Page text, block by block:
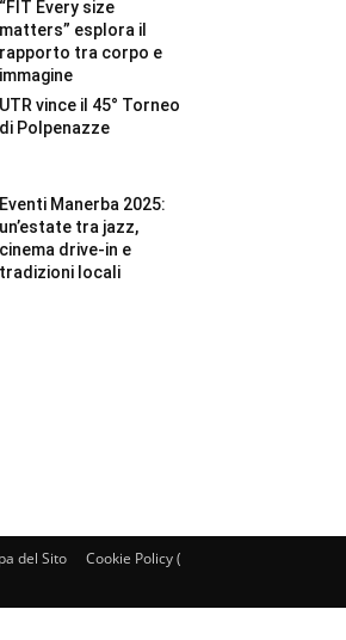
“FIT Every size
matters” esplora il
rapporto tra corpo e
immagine
UTR vince il 45° Torneo
di Polpenazze
Eventi Manerba 2025:
un’estate tra jazz,
cinema drive-in e
tradizioni locali
del Sito Cookie Policy (UE)